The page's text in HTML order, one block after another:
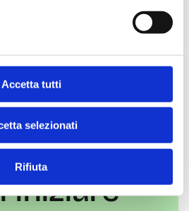
Accetta tutti
selezionati
Rifiuta
iniziare